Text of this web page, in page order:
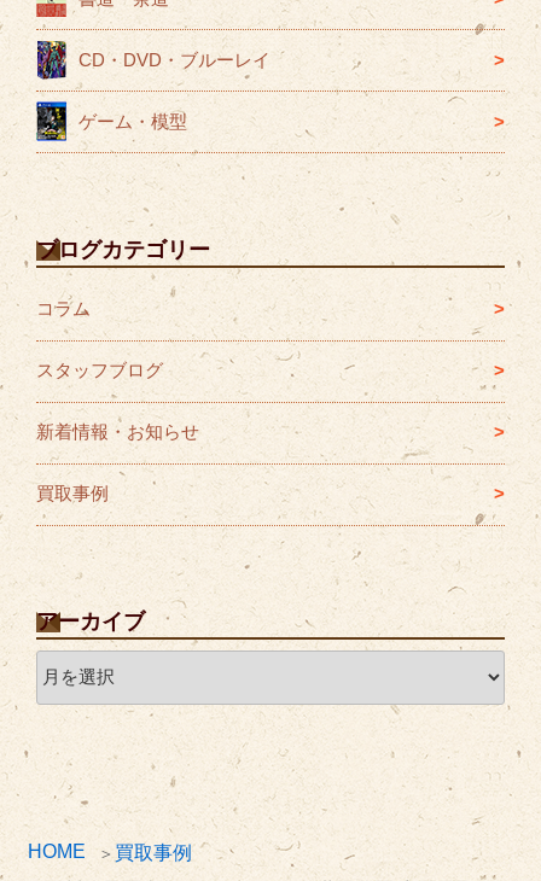
HOME
買取事例
CD・DVD・ブルーレイ
ゲーム・模型
ブログカテゴリー
コラム
スタッフブログ
新着情報・お知らせ
買取事例
アーカイブ
ー
イ
ブ